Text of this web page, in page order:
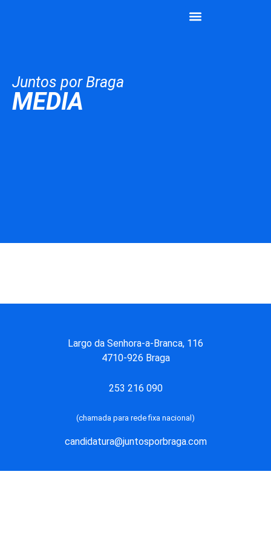
Juntos por Braga
MEDIA
Largo da Senhora-a-Branca, 116
4710-926 Braga
253 216 090
(chamada para rede fixa nacional)
candidatura@juntosporbraga.com